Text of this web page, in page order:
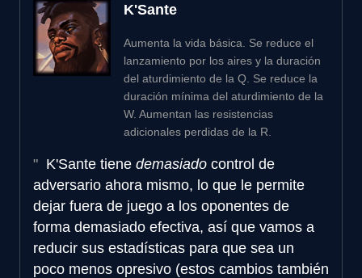
K'Sante
Aumenta la vida básica. Se reduce el
lanzamiento por los aires y la duración
del aturdimiento de la Q. Se reduce la
duración mínima del aturdimiento de la
W. Aumentan las resistencias
adicionales perdidas de la R.
K'Sante tiene demasiado control de
adversario ahora mismo, lo que le permite
dejar fuera de juego a los oponentes de
forma demasiado efectiva, así que vamos a
reducir sus estadísticas para que sea un
poco menos opresivo (estos cambios también